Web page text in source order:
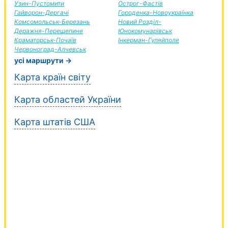
Узин-Пустомити
Гайворон-Дергачі
Комсомольськ-Березань
Деражня-Перещепине
Краматорськ-Почаїв
Червоноград-Алчевськ
Острог-Фастів
Городенка-Новоукраїнка
Новий Розділ-
Юнокомунарівськ
Інкерман-Гуляйполе
усі маршрути →
Карта країн світу
Карта областей України
Карта штатів США